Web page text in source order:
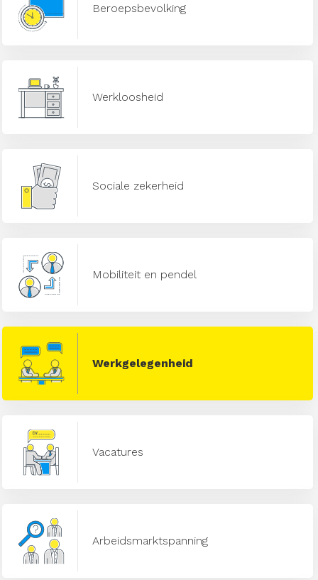
Beroepsbevolking
Werkloosheid
Sociale zekerheid
Mobiliteit en pendel
Werkgelegenheid
Vacatures
Arbeidsmarktspanning